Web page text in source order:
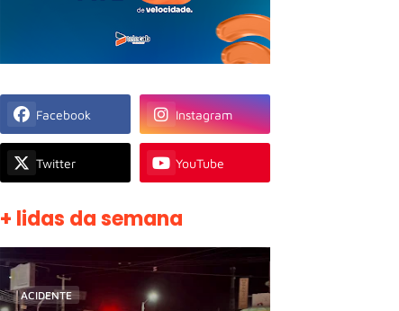
Facebook Instagram
Twitter YouTube
+ lidas da semana
ACIDENTE